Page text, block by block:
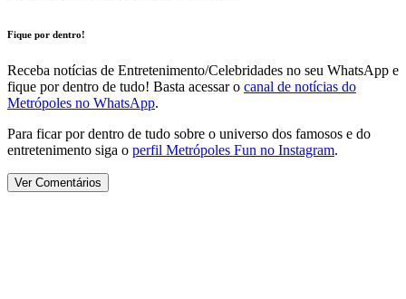
Fique por dentro!
Receba notícias de Entretenimento/Celebridades no seu WhatsApp e
fique por dentro de tudo! Basta acessar o canal de notícias do
Metrópoles no WhatsApp.
Para ficar por dentro de tudo sobre o universo dos famosos e do
entretenimento siga o perfil Metrópoles Fun no Instagram.
Ver Comentários